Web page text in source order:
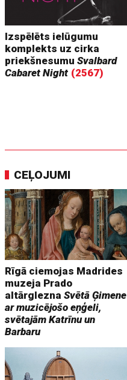
Izspēlēts ielūgumu
komplekts uz cirka
priekšnesumuSvalbard
Cabaret Night (2567)
CEĻOJUMI
Rīgā ciemojas Madrides
muzeja Prado
altārgleznaSvētā Ģimene
ar muzicējošo eņģeli,
svētajām Katrīnu un
Barbaru